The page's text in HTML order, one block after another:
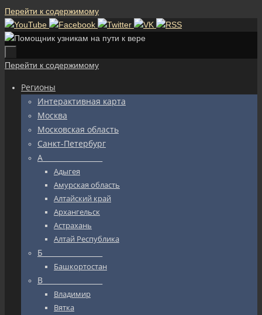
Перейти к содержимому
Перейти к содержимому
Регионы
Интерактивная карта
Москва
Московская область
Санкт-Петербург
А_________________
Адыгея
Амурская область
Алтайский край
Архангельск
Астрахань
Алтай Республика
Б_________________
Башкортостан
В_________________
Владимир
Вятка